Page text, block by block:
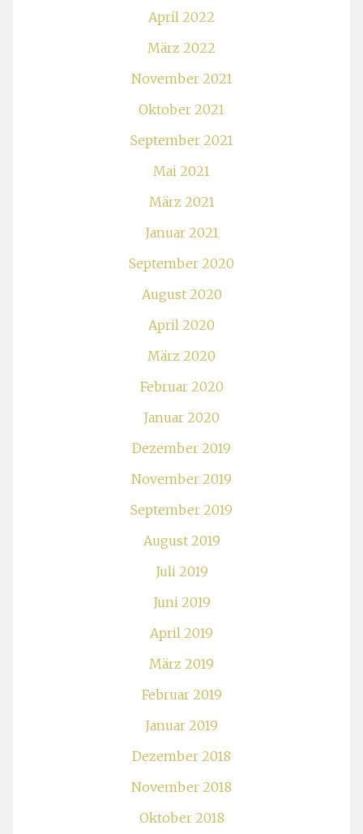
April 2022
März 2022
November 2021
Oktober 2021
September 2021
Mai 2021
März 2021
Januar 2021
September 2020
August 2020
April 2020
März 2020
Februar 2020
Januar 2020
Dezember 2019
November 2019
September 2019
August 2019
Juli 2019
Juni 2019
April 2019
März 2019
Februar 2019
Januar 2019
Dezember 2018
November 2018
Oktober 2018